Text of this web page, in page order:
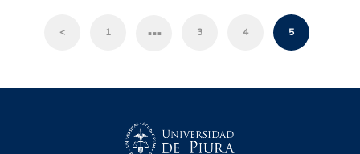
< 1 … 3 4 5